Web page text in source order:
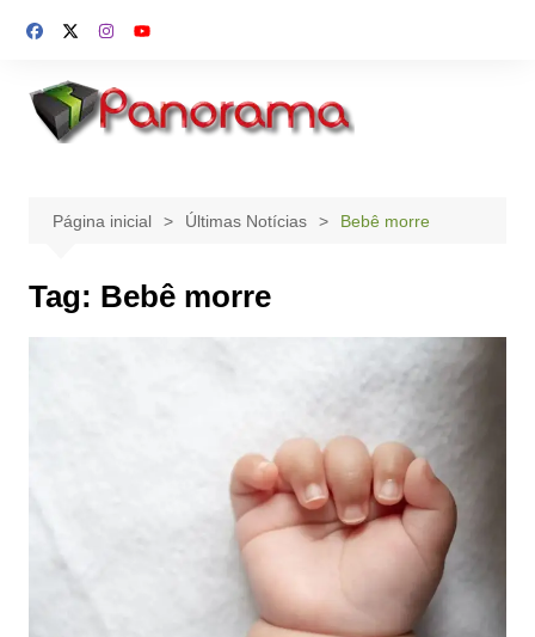
para
conteúdo
Página inicial Últimas Notícias Bebê morre
Tag: Bebê morre